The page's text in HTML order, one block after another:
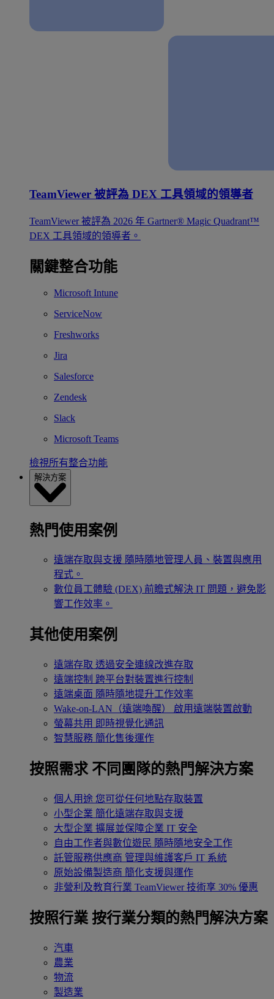
TeamViewer 被評為 DEX 工具領域的領導者
TeamViewer 被評為 2026 年 Gartner® Magic Quadrant™
DEX 工具領域的領導者。
關鍵整合功能
Microsoft Intune
ServiceNow
Freshworks
Jira
Salesforce
Zendesk
Slack
Microsoft Teams
檢視所有整合功能
解決方案
熱門使用案例
遠端存取與支援 隨時隨地管理人員、裝置與應用
程式。
數位員工體驗 (DEX) 前瞻式解決 IT 問題，避免影
響工作效率。
其他使用案例
遠端存取 透過安全連線改進存取
遠端控制 跨平台對裝置進行控制
遠端桌面 隨時隨地提升工作效率
Wake-on-LAN（遠端喚醒）
啟用遠端裝置啟動
螢幕共用 即時視覺化通訊
智慧服務 簡化售後運作
按照需求 不同團隊的熱門解決方案
個人用途 您可從任何地點存取裝置
小型企業 簡化遠端存取與支援
大型企業 擴展並保障企業 IT 安全
自由工作者與數位遊民 隨時隨地安全工作
託管服務供應商 管理與維護客戶 IT 系統
原始設備製造商 簡化支援與運作
非營利及教育行業 TeamViewer 技術享 30% 優惠
按照行業 按行業分類的熱門解決方案
汽車
農業
物流
製造業